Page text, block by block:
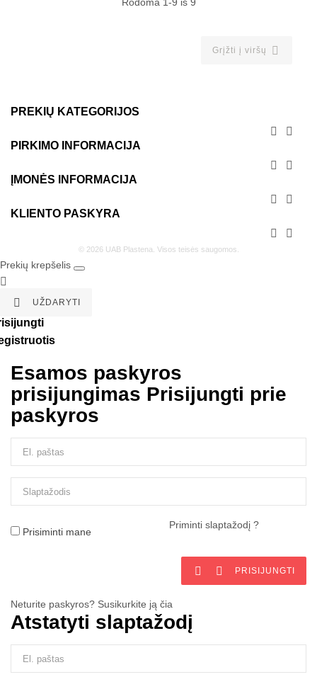
Rodoma 1-9 iš 9
Grįžti į viršų 
PREKIŲ KATEGORIJOS


PIRKIMO INFORMACIJA


ĮMONĖS INFORMACIJA


KLIENTO PASKYRA


© 2026 UAB Plastena. Visos teisės saugomos.
Prekių krepšelis


UŽDARYTI
Esamos paskyros
prisijungimas Prisijungti prie
paskyros
Prisiminti mane
Priminti slaptažodį ?
  PRISIJUNGTI
Neturite paskyros? Susikurkite ją čia
Atstatyti slaptažodį